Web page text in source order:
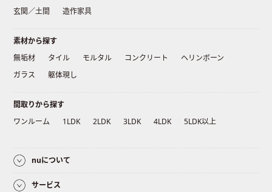
玄関／土間
造作家具
素材から探す
無垢材
タイル モルタル コンクリート
ヘリンボーン
ガラス
躯体現し
間取りから探す
ワンルーム
1LDK 2LDK 3LDK 4LDK 5LDK以上
nuについて
サービス